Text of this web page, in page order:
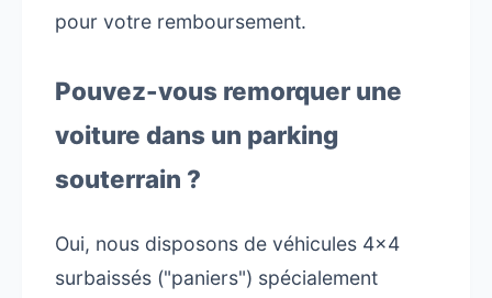
pour votre remboursement.
Pouvez-vous remorquer une
voiture dans un parking
souterrain ?
Oui, nous disposons de véhicules 4x4
surbaissés ("paniers") spécialement